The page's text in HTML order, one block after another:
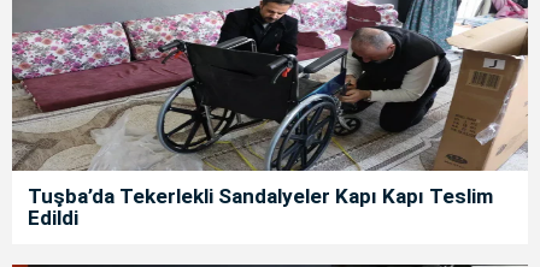
Tuşba’da Tekerlekli Sandalyeler Kapı Kapı Teslim
Edildi